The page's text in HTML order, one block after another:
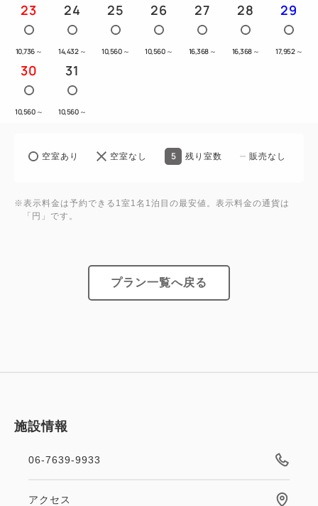
23
10,736 ～
24
14,432 ～
25
10,560 ～
26
10,560 ～
27
16,368 ～
28
16,368 ～
29
17,952 ～
30
10,560 ～
31
10,560 ～
空室あり 空室なし 5 残り室数 販売なし
※表示料金は予約できる1室1名1泊目の最安値。表示料金の通貨は
「円」です。
プラン一覧へ戻る
施設情報
06-7639-9933
アクセス